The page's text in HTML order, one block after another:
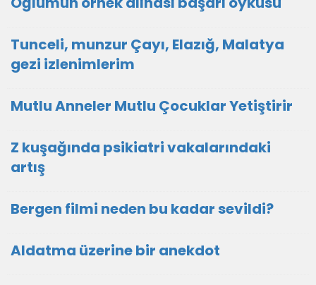
Tunceli, munzur Çayı, Elazığ, Malatya
gezi izlenimlerim
Mutlu Anneler Mutlu Çocuklar Yetiştirir
Z kuşağında psikiatri vakalarındaki
artış
Bergen filmi neden bu kadar sevildi?
Aldatma üzerine bir anekdot